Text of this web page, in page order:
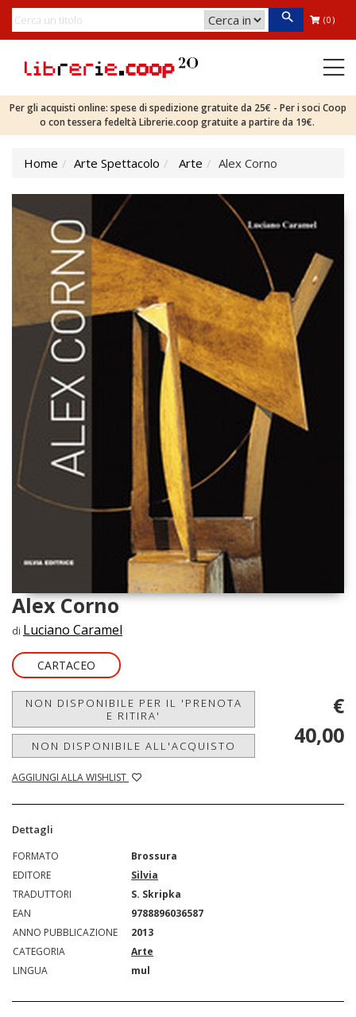
(0)
Per gli acquisti online: spese di spedizione gratuite da 25€ - Per i soci Coop
o con tessera fedeltà Librerie.coop gratuite a partire da 19€.
Home Arte Spettacolo Arte Alex Corno
Alex Corno
di Luciano Caramel
CARTACEO
NON DISPONIBILE PER IL 'PRENOTA
E RITIRA'
NON DISPONIBILE ALL'ACQUISTO
AGGIUNGI ALLA WISHLIST
€
40,00
Dettagli
FORMATO
Brossura
EDITORE
Silvia
TRADUTTORI
S. Skripka
EAN
9788896036587
ANNO PUBBLICAZIONE
2013
CATEGORIA
Arte
LINGUA
mul